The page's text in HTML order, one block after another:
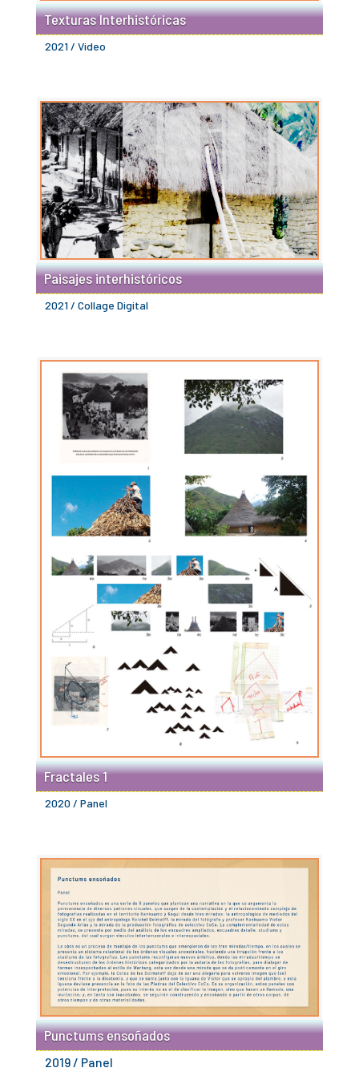
Texturas Interhistóricas
2021 / Video
Paisajes interhistóricos
2021 / Collage Digital
Fractales 1
2020 / Panel
Punctums ensoñados
2019 / Panel